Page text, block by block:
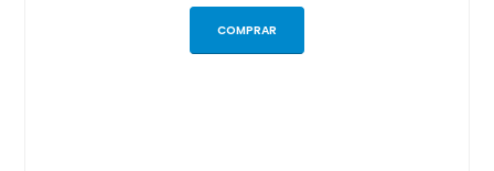
COMPRAR